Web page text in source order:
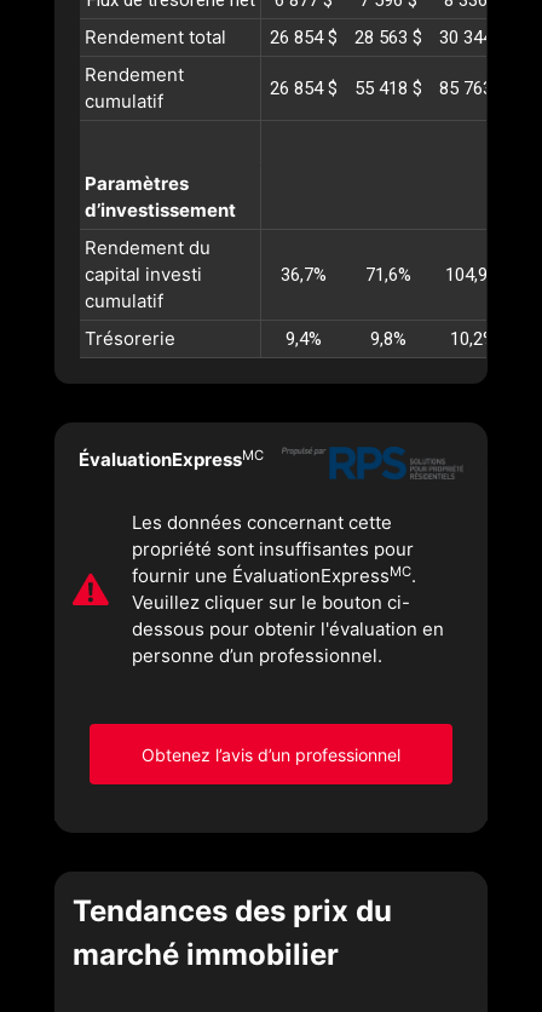
Rendement total 26 854 $ 28 563 $ 30 344 $
Rendement
cumulatif
26 854 $ 55 418 $ 85 763 $
Paramètres
d’investissement
Rendement du
capital investi
cumulatif
36,7% 71,6% 104,9%
Trésorerie 9,4% 9,8% 10,2%
ÉvaluationExpressMC
Les données concernant cette
propriété sont insuffisantes pour
fournir une ÉvaluationExpressMC.
Veuillez cliquer sur le bouton ci-
dessous pour obtenir l'évaluation en
personne d’un professionnel.
Obtenez l’avis d’un professionnel
Tendances des prix du
marché immobilier